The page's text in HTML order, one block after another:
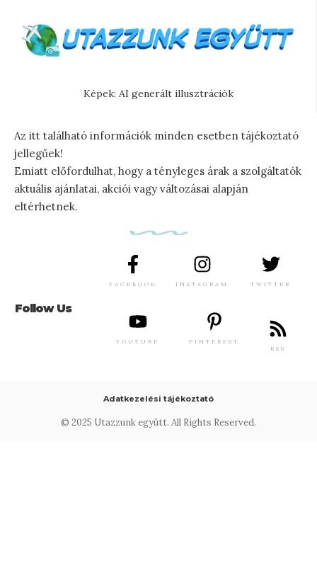
Képek: AI generált illusztrációk
Az itt található információk minden esetben tájékoztató
jellegűek!
Emiatt előfordulhat, hogy a tényleges árak a szolgáltatók
aktuális ajánlatai, akciói vagy változásai alapján
eltérhetnek.
Follow Us
FACEBOOK INSTAGRAM TWITTER
YOUTUBE
PINTEREST
RSS
© 2025 Utazzunk együtt. All Rights Reserved.
Adatkezelési tájékoztató